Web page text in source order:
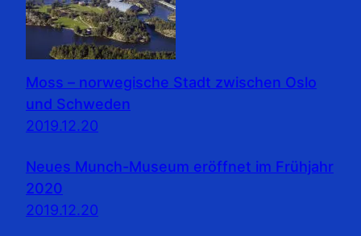
Moss – norwegische Stadt zwischen Oslo
und Schweden
2019.12.20
Neues Munch-Museum eröffnet im Frühjahr
2020
2019.12.20